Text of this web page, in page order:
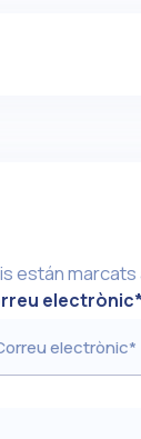
están marcats
electrònic*